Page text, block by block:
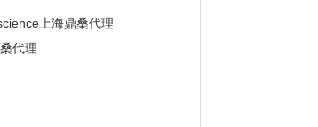
以及产品发送服务。我们通过
，从而为您精心订制您的完整
上海鼎桑代理
代理